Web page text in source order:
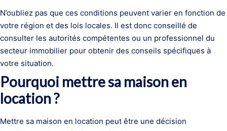
N’oubliez pas que ces conditions peuvent varier en fonction de
votre région et des lois locales. Il est donc conseillé de
consulter les autorités compétentes ou un professionnel du
secteur immobilier pour obtenir des conseils spécifiques à
votre situation.
Pourquoi mettre sa maison en
location ?
Mettre sa maison en location peut être une décision